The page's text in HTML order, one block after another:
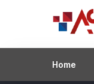
Home